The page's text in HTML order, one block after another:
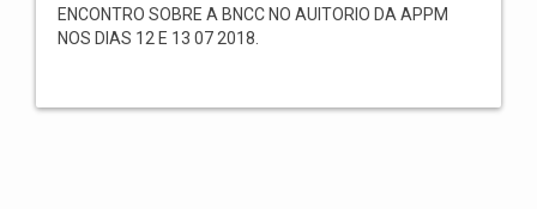
ENCONTRO SOBRE A BNCC NO AUITORIO DA APPM
NOS DIAS 12 E 13 07 2018.